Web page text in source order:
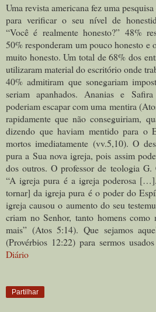
Uma revista americana fez uma
para verificar o seu nível de
“Você é realmente honesto?” 48%
50% responderam um pouco honesto e
muito honesto. Um total de 68% dos
utilizaram material do escritório onde
40% admitiram que sonegariam
seriam apanhados. Ananias e
poderiam escapar com uma mentira
rapidamente que não conseguiriam,
dizendo que haviam mentido para o
mortos imediatamente (vv.5,10). O
pura a Sua nova igreja, pois assim
dos outros. O professor de teologia
“A igreja pura é a igreja poderosa
tornar] da igreja pura é o poder do
igreja causou o aumento do seu
criam no Senhor, tanto homens como
mais” (Atos 5:14). Que sejamos
(Provérbios 12:22) para sermos
Diário
Partilhar